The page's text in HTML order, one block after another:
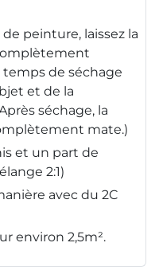
peinture, laissez la
de séchage
et de la
séchage, la
mate.)
et un part de
2:1)
avec du 2C
environ 2,5m².